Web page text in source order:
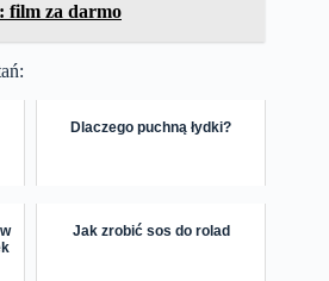
film za darmo
Dlaczego puchną łydki?
Jak zrobić sos do rolad